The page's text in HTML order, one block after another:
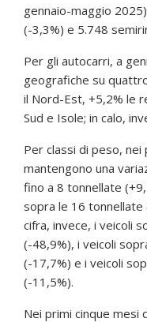
gennaio-maggio
(-3,3%) e 5.748
Per gli autocarri, a
geografiche su
il Nord-Est, +5,2% le
Sud e Isole; in calo,
Per classi di peso, nei
mantengono una
fino a 8 tonnellate
sopra le 16 tonnellate
cifra, invece, i veicoli
(-48,9%), i veicoli
(-17,7%) e i veicoli
(-11,5%).
Nei primi cinque mesi